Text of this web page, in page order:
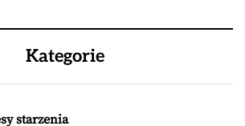
Kategorie
starzenia